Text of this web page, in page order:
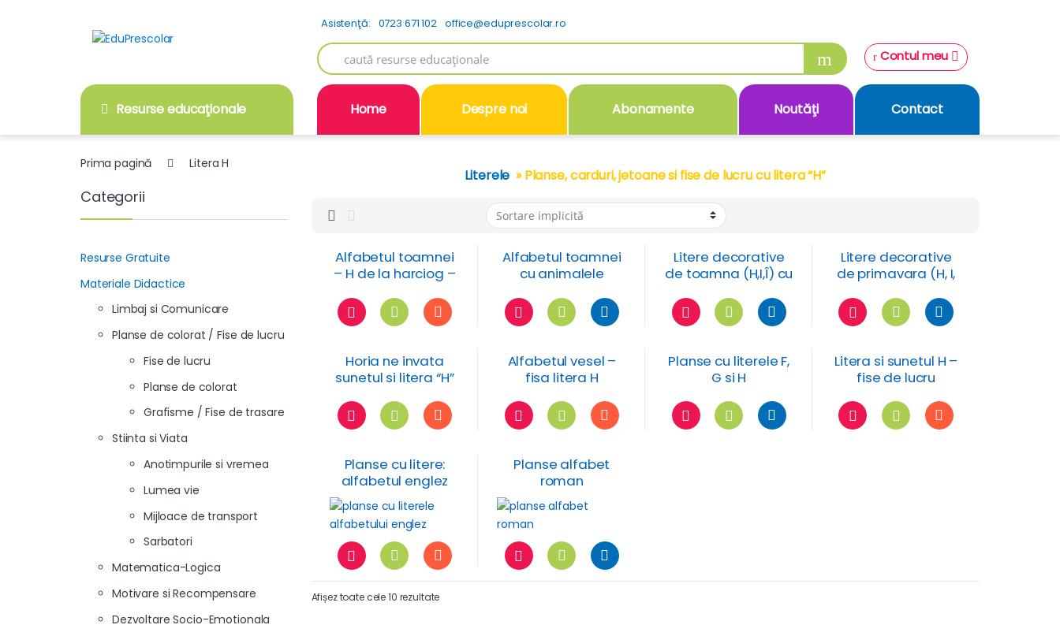
Asistenţă: 0723 671 102 office@eduprescolar.ro
Search
for:
Contul meu
Resurse educaţionale Home Despre noi Abonamente Noutăţi Contact
Prima pagină Litera H
Literele » Planse, carduri, jetoane si fise de lucru cu litera “H”
Alfabetul toamnei
– H de la harciog –
de colorat cu
animale salbatice
toamna
Alfabetul toamnei
cu animalele
Romania
Litere decorative
de toamna (H,I,Î) cu
Litere decorative
de primavara (H, I,
Horia ne invata
sunetul si litera “H”
Alfabetul vesel –
fisa litera H
Planse cu literele F,
G si H
Litera si sunetul H –
fise de lucru
Planse cu litere:
alfabetul englez
Planse alfabet
roman
Afișez toate cele 10 rezultate
Categorii
Resurse Gratuite
Materiale Didactice
Limbaj si Comunicare
Planse de colorat / Fise de lucru
Fise de lucru
Planse de colorat
Grafisme / Fise de trasare
Stiinta si Viata
Anotimpurile si vremea
Lumea vie
Mijloace de transport
Sarbatori
Matematica-Logica
Motivare si Recompensare
Dezvoltare Socio-Emotionala